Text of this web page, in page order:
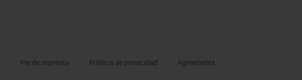
Pie de imprenta Política de privacidad
Agreements